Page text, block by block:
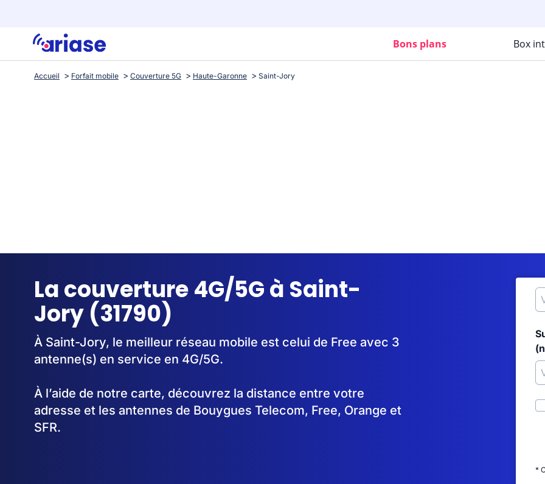
Bons plans Box
Accueil Forfait mobile Couverture 5G Haute-Garonne Saint-Jory
La couverture 4G/5G à Saint-
Jory (31790)
À Saint-Jory, le meilleur réseau mobile est celui de Free avec 3
antenne(s) en service en 4G/5G.
À l’aide de notre carte, découvrez la distance entre votre
adresse et les antennes de Bouygues Telecom, Free, Orange et
SFR.
*